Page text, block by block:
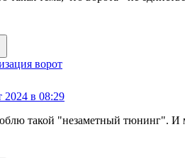
ворот
2024 в 08:29
такой "незаметный тюнинг". И